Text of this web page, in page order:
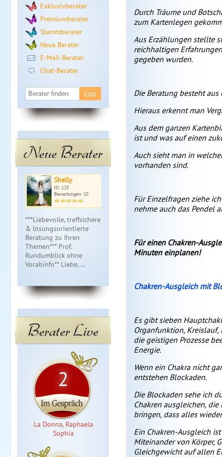
Exklusivberater
Premiumberater
Stammberater
Neue Berater
E-Mail-Berater
Chat-Berater
Neue Berater
Shelly
ID: 125
Bewertungen: 10
***Liebevolle, treffsichere
& lösungsorientierte
Beratung zu Ihren
Themen*** Prof.
Rundumblick ohne
Vorabinfo** Liebe, …
Buchautorin! Ich bin
jemand, der tiefe
Wahrheit lebt. Tiefgang
mit Herz.
dich ab
ein Stück
Berater Live
2
La Donna, Raphaela
Sophia
Durch Träume und
zum Kartenlegen
Aus Erzählungen stellte
reichhaltigen
gegeben wurden.
Die Beratung besteht
Hieraus erkennt man
Aus dem ganzen
ist und was auf einen
Auch sieht man in
vorhanden sind.
Für Einzelfragen ziehe
nehme auch das Pendel
Für einen Chakren-
Minuten einplanen!
Chakren-Ausgleich mit
Es gibt sieben
Organfunktion,
die geistigen Prozesse
Energie.
Wenn ein Chakra nicht
entstehen Blockaden.
Die Blockaden sehe ich
Chakren ausgleichen,
bringen, dass alles
Ein Chakren-Ausgleich
Miteinander von Körper,
Gleichgewicht auf allen